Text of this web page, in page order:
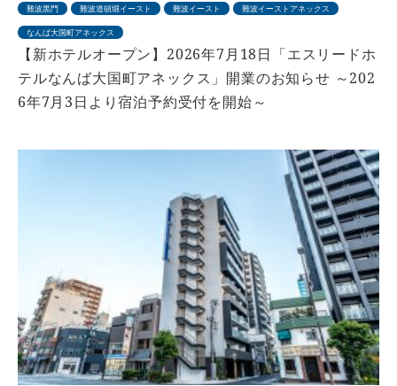
難波黒門 難波道頓堀イースト 難波イースト 難波イーストアネックス
なんば大国町アネックス
【新ホテルオープン】2026年7月18日「エスリードホ
テルなんば大国町アネックス」開業のお知らせ ～202
6年7月3日より宿泊予約受付を開始～